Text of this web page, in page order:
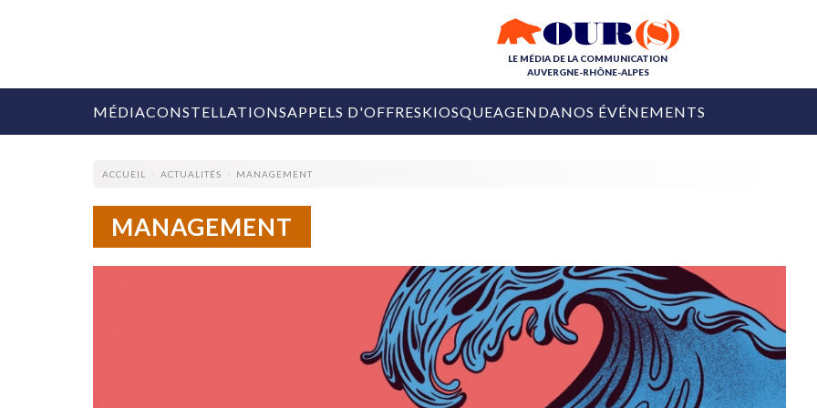
LE MÉDIA DE LA COMMUNICATION
AUVERGNE-RHÔNE-ALPES
MÉDIA
COLLECTIVITÉS
PUBLIÉ LE 31 JUILLET 2026
Ardèche
Tourisme lance
Ardèche Trip
Planner
COLLECTIVITÉS
29 JUILLET 2026
[Debrief] Loire
mise sur la déconnexion
digital
Afin de pallier son déficit de
CONSTELLATIONSAPPELS D'OFFRESKIOSQUEAGENDANOS ÉVÉNEMENTS
LES RENDEZ-VOUS MÉDIA
INFLUENCE IA
ACCUEIL ACTUALITÉS MANAGEMENT
MANAGEMENT